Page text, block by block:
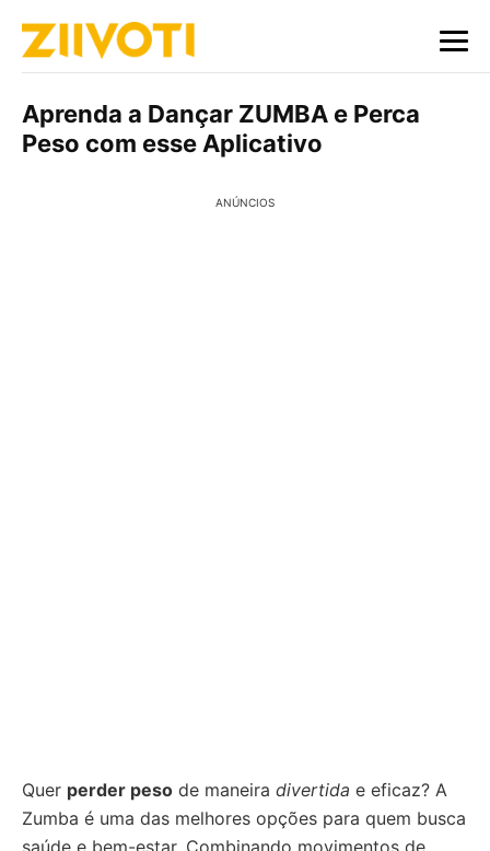
Aprenda a Dançar ZUMBA e Perca
Peso com esse Aplicativo
ANÚNCIOS
Quer perder peso de maneira divertida e eficaz? A
Zumba é uma das melhores opções para quem busca
saúde e bem-estar. Combinando movimentos de